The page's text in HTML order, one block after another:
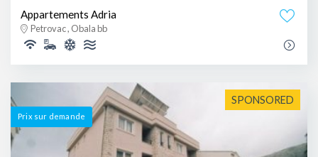
Appartements Adria
Petrovac , Obala bb
SPONSORED
Prix ​​sur demande